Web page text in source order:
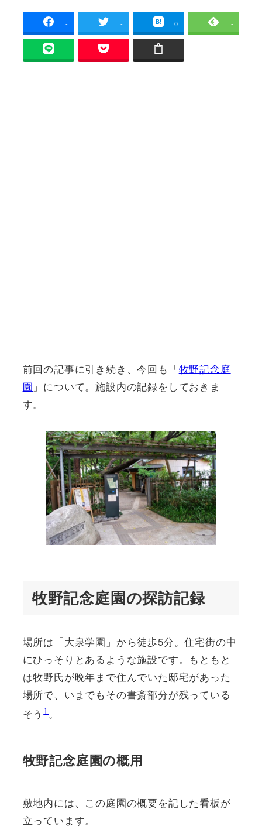
者
- - 0 -
前回の記事に引き続き、今回も「牧野記念庭
園 」について。施設内の記録をしておきま
す。
牧野記念庭園の探訪記録
場所は「大泉学園」から徒歩5分。住宅街の中
にひっそりとあるような施設です。もともと
は牧野氏が晩年まで住んでいた邸宅があった
場所で、いまでもその書斎部分が残っている
そう1 。
牧野記念庭園の概用
敷地内には、この庭園の概要を記した看板が
立っています。